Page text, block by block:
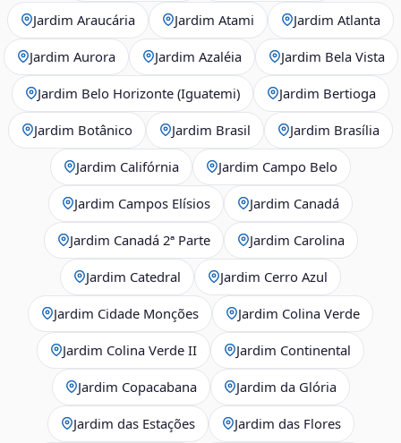
Jardim Araucária Jardim Atami Jardim Atlanta
Jardim Aurora Jardim Azaléia Jardim Bela Vista
Jardim Belo Horizonte (Iguatemi) Jardim Bertioga
Jardim Botânico Jardim Brasil Jardim Brasília
Jardim Califórnia Jardim Campo Belo
Jardim Campos Elísios Jardim Canadá
Jardim Canadá 2ª Parte Jardim Carolina
Jardim Catedral Jardim Cerro Azul
Jardim Cidade Monções Jardim Colina Verde
Jardim Colina Verde II Jardim Continental
Jardim Copacabana Jardim da Glória
Jardim das Estações Jardim das Flores